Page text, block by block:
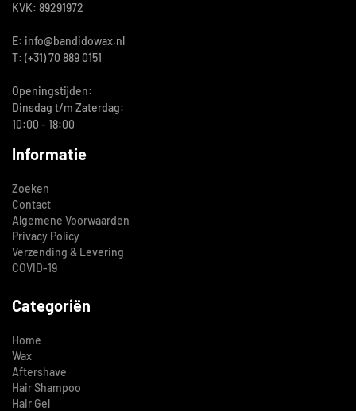
KVK: 89291972
E: info@bandidowax.nl
T: (+31) 70 889 0151
Openingstijden:
Dinsdag t/m Zaterdag:
10:00 - 18:00
Informatie
Zoeken
Contact
Algemene Voorwaarden
Privacy Policy
Verzending & Levering
COVID-19
Categoriën
Home
Wax
Aftershave
Hair Shampoo
Hair Gel